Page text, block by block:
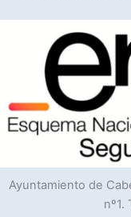
Ayuntamiento de
nº1.